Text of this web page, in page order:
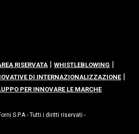
RISERVATA | WHISTLEBLOWING |
DI INTERNAZIONALIZZAZIONE |
PER INNOVARE LE MARCHE
S.P.A - Tutti i diritti riservati -